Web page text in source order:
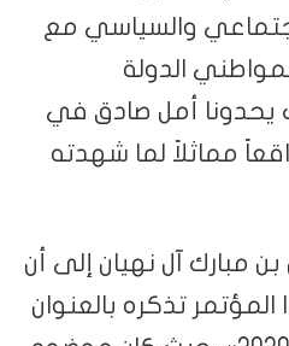
والسياسي مع
الدولة
يحدونا أمل صادق في
مماثلاً لما شهدته
مبارك آل نهيان إلى أن
تذكره بالعنوان